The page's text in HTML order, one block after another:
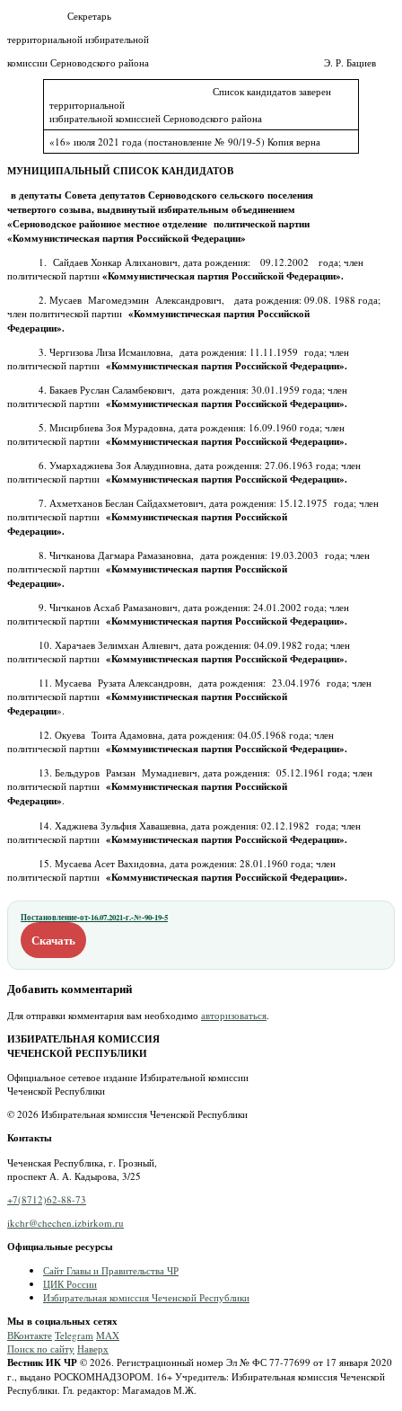
Секретарь
территориальной избирательной
комиссии Серноводского района Э. Р. Бациев
Список кандидатов заверен
территориальной
избирательной комиссией Серноводского района
«16» июля 2021 года (постановление № 90/19-5) Копия верна
МУНИЦИПАЛЬНЫЙ СПИСОК КАНДИДАТОВ
в депутаты Совета депутатов Серноводского сельского поселения
четвертого созыва, выдвинутый избирательным объединением
«Серноводское районное местное отделение политической партии
«Коммунистическая партия Российской Федерации»
1. Сайдаев Хонкар Алиханович, дата рождения: 09.12.2002 года; член
политической партии «Коммунистическая партия Российской Федерации».
2. Мусаев Магомедэмин Александрович, дата рождения: 09.08. 1988 года;
член политической партии «Коммунистическая партия Российской
Федерации».
3. Чергизова Лиза Исмаиловна, дата рождения: 11.11.1959 года; член
политической партии «Коммунистическая партия Российской Федерации».
4. Бакаев Руслан Саламбекович, дата рождения: 30.01.1959 года; член
политической партии «Коммунистическая партия Российской Федерации».
5. Мисирбиева Зоя Мурадовна, дата рождения: 16.09.1960 года; член
политической партии «Коммунистическая партия Российской Федерации».
6. Умархаджиева Зоя Алаудиновна, дата рождения: 27.06.1963 года; член
политической партии «Коммунистическая партия Российской Федерации».
7. Ахметханов Беслан Сайдахметович, дата рождения: 15.12.1975 года; член
политической партии «Коммунистическая партия Российской
Федерации».
8. Чичканова Дагмара Рамазановна, дата рождения: 19.03.2003 года; член
политической партии «Коммунистическая партия Российской
Федерации».
9. Чичканов Асхаб Рамазанович, дата рождения: 24.01.2002 года; член
политической партии «Коммунистическая партия Российской Федерации».
10. Харачаев Зелимхан Алиевич, дата рождения: 04.09.1982 года; член
политической партии «Коммунистическая партия Российской Федерации».
11. Мусаева Рузата Александровн, дата рождения: 23.04.1976 года; член
политической партии «Коммунистическая партия Российской
Федерации».
12. Окуева Тоита Адамовна, дата рождения: 04.05.1968 года; член
политической партии «Коммунистическая партия Российской Федерации».
13. Бельдуров Рамзан Мумадиевич, дата рождения: 05.12.1961 года; член
политической партии «Коммунистическая партия Российской
Федерации».
14. Хаджиева Зульфия Хавашевна, дата рождения: 02.12.1982 года; член
политической партии «Коммунистическая партия Российской Федерации».
15. Мусаева Асет Вахидовна, дата рождения: 28.01.1960 года; член
политической партии «Коммунистическая партия Российской Федерации».
Постановление-от-16.07.2021-г.-№-90-19-5
Скачать
Добавить комментарий
Для отправки комментария вам необходимо авторизоваться.
ИЗБИРАТЕЛЬНАЯ КОМИССИЯ
ЧЕЧЕНСКОЙ РЕСПУБЛИКИ
Официальное сетевое издание Избирательной комиссии
Чеченской Республики
© 2026 Избирательная комиссия Чеченской Республики
Контакты
Чеченская Республика, г. Грозный,
проспект А. А. Кадырова, 3/25
+7(8712)62-88-73
ikchr@chechen.izbirkom.ru
Официальные ресурсы
Сайт Главы и Правительства ЧР
ЦИК России
Избирательная комиссия Чеченской Республики
Мы в социальных сетях
ВКонтакте Telegram MAX
Поиск по сайту Наверх
Вестник ИК ЧР © 2026. Регистрационный номер Эл № ФС 77-77699 от 17 января 2020
г., выдано РОСКОМНАДЗОРОМ. 16+ Учредитель: Избирательная комиссия Чеченской
Республики. Гл. редактор: Магамадов М.Ж.